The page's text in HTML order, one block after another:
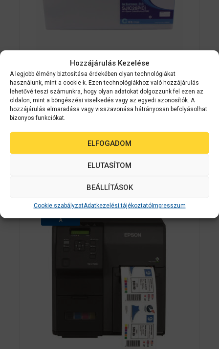
Hozzájárulás Kezelése
A legjobb élmény biztosítása érdekében olyan technológiákat
használunk, mint a cookie-k. Ezen technológiákhoz való hozzájárulás
lehetővé teszi számunkra, hogy olyan adatokat dolgozzunk fel ezen az
oldalon, mint a böngészési viselkedés vagy az egyedi azonosítók. A
hozzájárulás elmaradása vagy visszavonása hátrányosan befolyásolhat
bizonyos funkciókat.
ELFOGADOM
ELUTASÍTOM
BEÁLLÍTÁSOK
Cookie szabályzatAdatkezelési tájékoztatóImpresszum
Epson kellékanyag C33S020619
Epson SJIC26P(C): Ink cartridge for
ColorWorks C7500 (Cyan)
0
z
5
-
ő
l
Érdeklődjön
AJÁNLATOT KÉREK
A